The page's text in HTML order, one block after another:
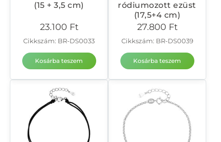
(15 + 3,5 cm)
23.100 Ft
Cikkszám: BR-DS0033
Kosárba teszem
ródiumozott ezüst
(17,5+4 cm)
27.800 Ft
Cikkszám: BR-DS0039
Kosárba teszem